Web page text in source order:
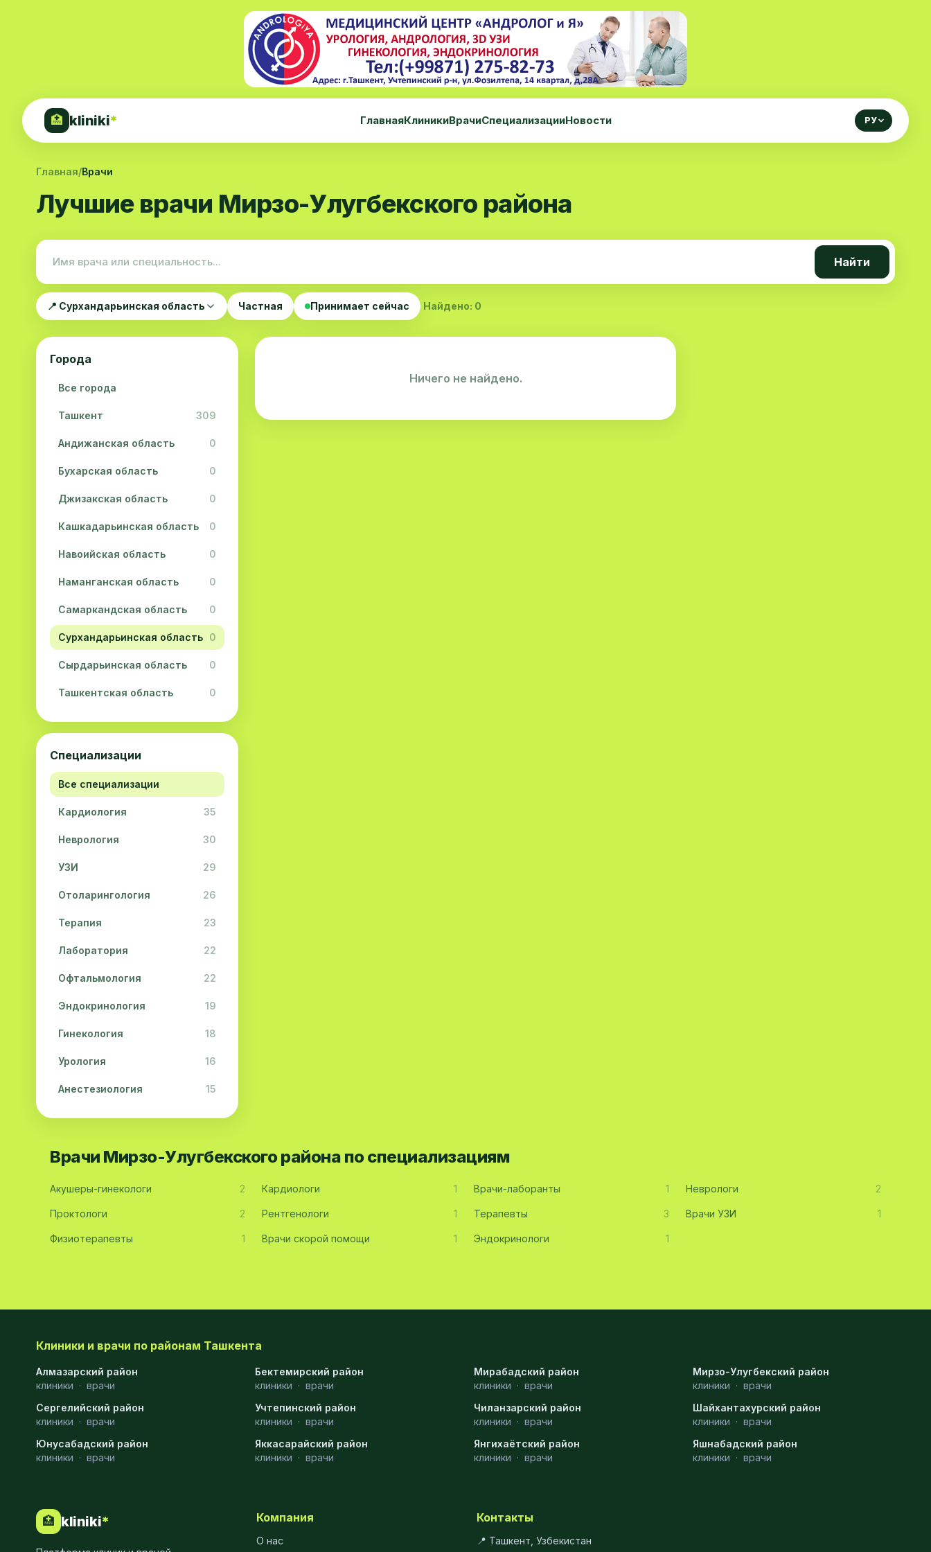
🏥 kliniki* ГлавнаяКлиникиВрачиСпециализацииНовости РУ
Главная/Врачи
Лучшие врачи Мирзо-Улугбекского района
Найти
📍 Сурхандарьинская область Частная Принимает сейчас Найдено: 0
Города
Все города
Ташкент 309
Андижанская область 0
Бухарская область 0
Джизакская область 0
Кашкадарьинская область 0
Навоийская область 0
Наманганская область 0
Самаркандская область 0
Сурхандарьинская область 0
Сырдарьинская область 0
Ташкентская область 0
Ферганская область 0
Республика Каракалпакстан0
Специализации
Все специализации
Кардиология 35
Неврология 30
УЗИ 29
Отоларингология 26
Терапия 23
Лаборатория 22
Офтальмология 22
Эндокринология 19
Гинекология 18
Урология 16
Анестезиология 15
Дерматология 15
Стоматология 9
Физиотерапия
Ортопедия
Пластическая хирургия
Маммология
Ничего не найдено.
Врачи Мирзо-Улугбекского района по специализациям
Акушеры-гинекологи 2 Кардиологи 1 Врачи-лаборанты 1 Неврологи 2
Проктологи 2 Рентгенологи 1 Терапевты 3 Врачи УЗИ 1
Физиотерапевты 1 Врачи скорой помощи 1 Эндокринологи 1
Клиники и врачи по районам Ташкента
Алмазарский район
клиники · врачи
Бектемирский район
клиники · врачи
Мирабадский район
клиники · врачи
Мирзо-Улугбекский район
клиники · врачи
Сергелийский район
клиники · врачи
Учтепинский район
клиники · врачи
Чиланзарский район
клиники · врачи
Шайхантахурский район
клиники · врачи
Юнусабадский район
клиники · врачи
Яккасарайский район
клиники · врачи
Янгихаётский район
клиники · врачи
Яшнабадский район
клиники · врачи
🏥 kliniki* Компания
О нас
Контакты
📍 Ташкент, Узбекистан